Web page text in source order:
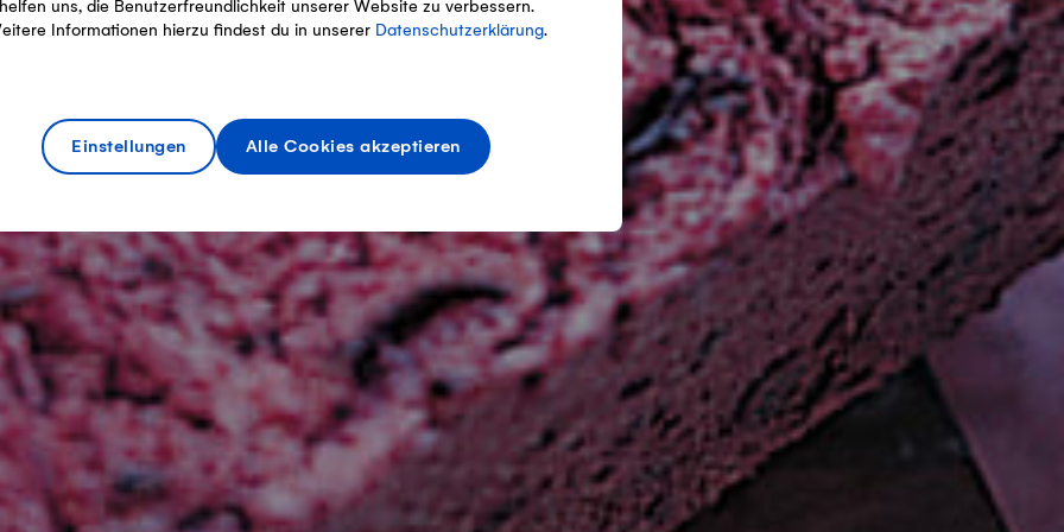
uns, die Benutzerfreundlichkeit unserer Website zu verbessern.
Informationen hierzu findest du in unserer Datenschutzerklärung.
Einstellungen Alle Cookies akzeptieren